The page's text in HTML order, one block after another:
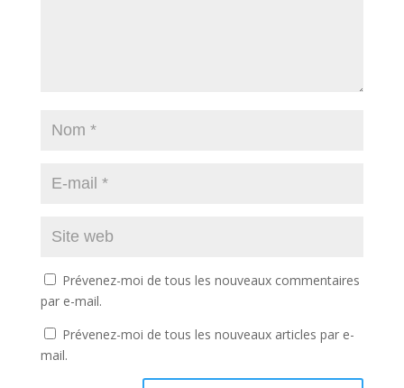
Prévenez-moi de tous les nouveaux commentaires
par e-mail.
Prévenez-moi de tous les nouveaux articles par e-
mail.